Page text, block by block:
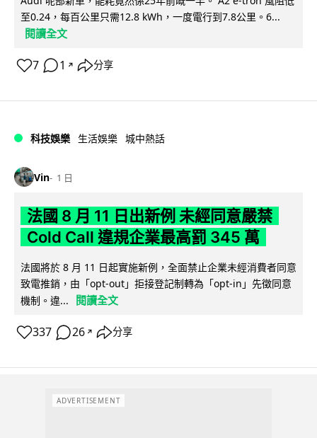
至0.24，每百公里只需12.8 kWh，一度電行到7.8公里。6...
閱讀全文
7 1 ↗ 分享
科技娛樂 生活娛樂 城中熱話
Vin 1 日
法國 8 月 11 日出新例 未經同意嚴禁
Cold Call 違規企業最高罰 345 萬
法國將於 8 月 11 日起實施新例，全面禁止企業未經消費者同意
致電推銷，由「opt-out」拒接登記制轉為「opt-in」先徵同意
機制。違...
閱讀全文
337 26 ↗ 分享
ADVERTISEMENT